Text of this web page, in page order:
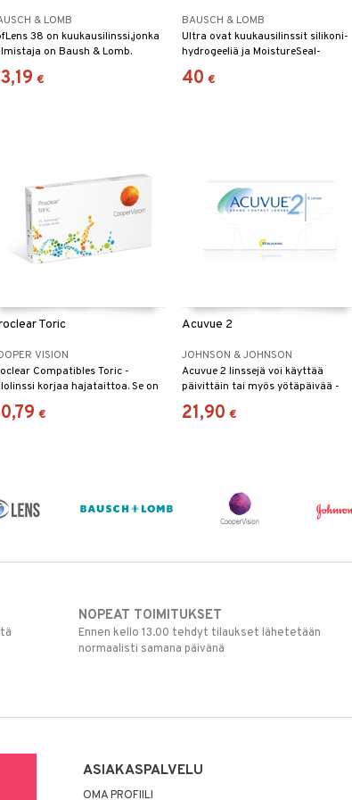
& LOMB
38 on kuukausilinssi,jonka
on Baush & Lomb.
38 on pehmeä linssi
ja vaihtelevaan
€
BAUSCH & LOMB
Ultra ovat kuukausilinssit silikoni-
hydrogeeliä ja MoistureSeal-
teknologialla, säilyttäen kosteuden
40 €
Toric
VISION
Compatibles Toric -
korjaa hajataittoa. Se on
materiaalista, joka
likaa ja on hyvin hengittävä
€
Acuvue 2
JOHNSON & JOHNSON
Acuvue 2 linssejä voi käyttää
päivittäin tai myös yötäpäivää -
linsseinä. Käyttöaika on yksilöllinen,
neuvottele siitä optikkosi kanssa.
21,90 €
NOPEAT TOIMITUKSET
Ennen kello 13.00 tehdyt tilaukset lähetetään
normaalisti samana päivänä
ASIAKASPALVELU
OMA PROFIILI